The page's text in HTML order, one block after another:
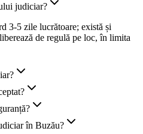
judiciar?
3-5 zile lucrătoare; există și
de regulă pe loc, în limita
în Buzău?